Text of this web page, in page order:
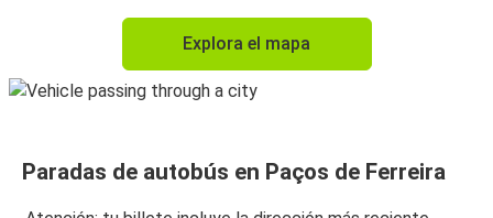
Explora el mapa
Paradas de autobús en Paços de Ferreira